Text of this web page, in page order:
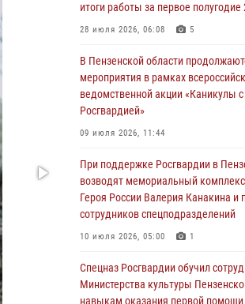
В Пензе сотрудники Росгвардии
помощь дезориентированному
В Пензе при силовой поддержке
пресечена деятельность ОПГ,
маскировавшейся под
центр (видео)
В Управлении Росгвардии по
области подвели итоги работы за
полугодие 2026 года
04 августа 2026, 06:08
Росгвардия обеспечила
праздничных мероприятий в День
итоги работы за первое полугодие
28 июля 2026, 06:08 5
В Пензенской области
мероприятия в рамках
ведомственной акции «Каникулы с
Росгвардией»
09 июля 2026, 11:44
При поддержке Росгвардии в
возводят мемориальный
Героя России Валерия Канакина и
сотрудников спецподразделений
10 июля 2026, 05:00 1
Спецназ Росгвардии обучил
Министерства культуры
навыкам оказания первой